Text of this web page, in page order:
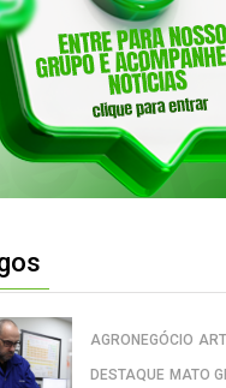
AGRONEGÓCIO
DESTAQUE MATO